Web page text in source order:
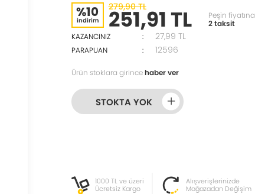
%10
indirim
279,90 TL
251,91 TL
Peşin fiyatına
2 taksit
KAZANCINIZ
: 27,99 TL
PARAPUAN : 12596
Ürün stoklara girincehaber ver
STOKTA YOK
1000 TL ve üzeri
Ücretsiz Kargo
Alışverişlerinizde
Mağazadan Değişim